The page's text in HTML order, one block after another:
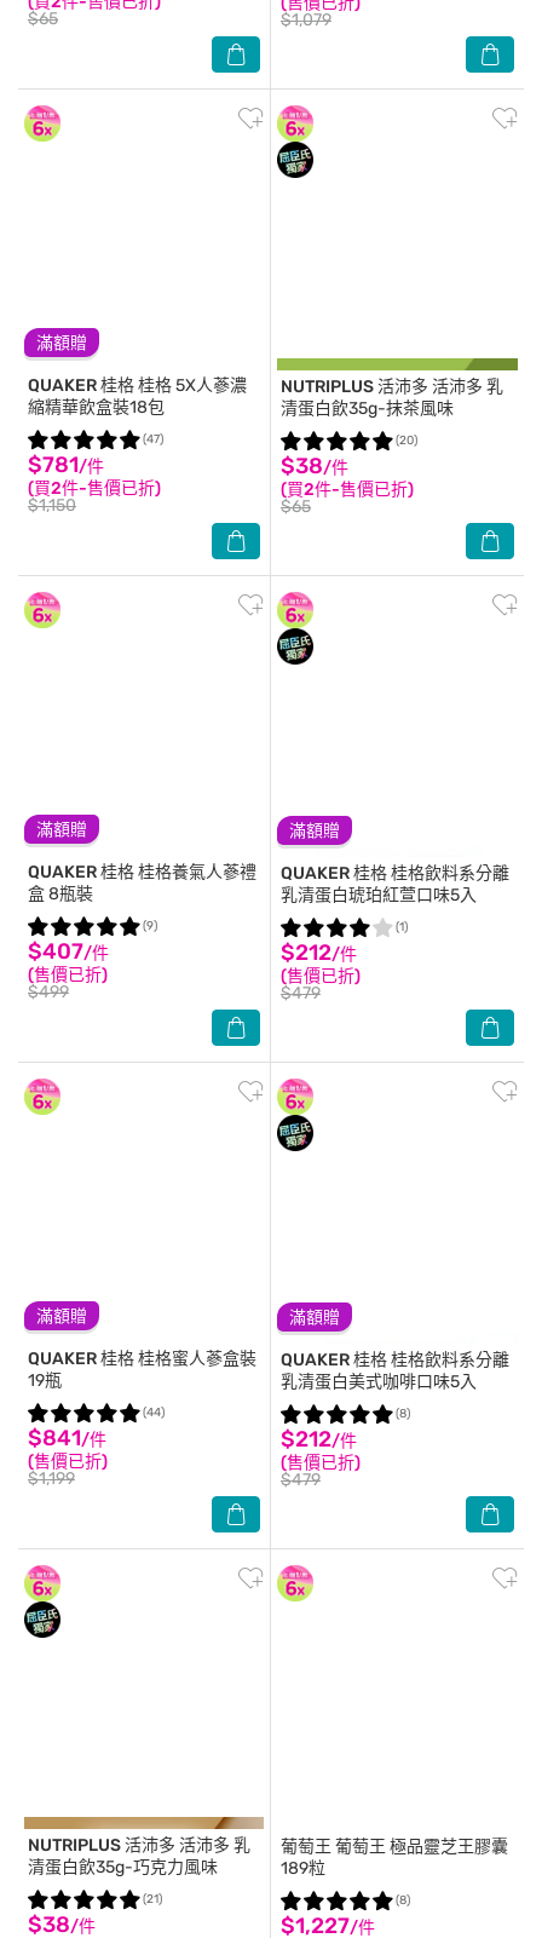
$65
$1,079
滿額贈
QUAKER 桂格桂格 5X人蔘濃
縮精華飲盒裝18包
$781/件
(買2件-售價已折)
$1,150
(47)
NUTRIPLUS 活沛多 活沛多 乳
清蛋白飲35g-抹茶風味
$38/件
(買2件-售價已折)
$65
(20)
滿額贈
QUAKER 桂格桂格養氣人蔘禮
盒 8瓶裝
$407/件
(售價已折)
$499
(9)
滿額贈
QUAKER 桂格桂格飲料系分離
乳清蛋白琥珀紅萱口味5入
$212/件
(售價已折)
$479
(1)
滿額贈
QUAKER 桂格桂格蜜人蔘盒裝
19瓶
$841/件
(售價已折)
$1,199
(44)
滿額贈
QUAKER 桂格桂格飲料系分離
乳清蛋白美式咖啡口味5入
$212/件
(售價已折)
$479
(8)
NUTRIPLUS 活沛多 活沛多 乳
清蛋白飲35g-巧克力風味
$38/件
(21)
葡萄王 葡萄王 極品靈芝王膠囊
189粒
$1,227/件
(8)